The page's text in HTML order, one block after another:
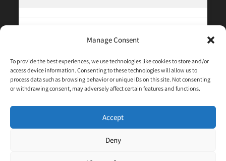
Manage Consent
To provide the best experiences, we use technologies like cookies to store and/or
access device information. Consenting to these technologies will allow us to
process data such as browsing behavior or unique IDs on this site. Not consenting
or withdrawing consent, may adversely affect certain features and functions.
Accept
Deny
Informacje Kontaktowe
Poprawa wyników terapeutycznych, wydłużenie życia i
jakichkolwiek pytań lub wątpliwości.